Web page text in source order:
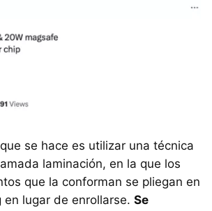
se hace es utilizar una técnica
laminación, en la que los
que la conforman se pliegan en
en lugar de enrollarse. Se